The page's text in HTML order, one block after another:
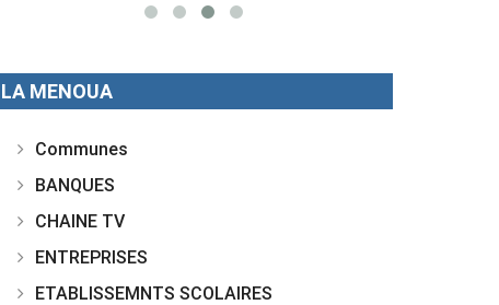
LA MENOUA
Communes
BANQUES
CHAINE TV
ENTREPRISES
ETABLISSEMNTS SCOLAIRES